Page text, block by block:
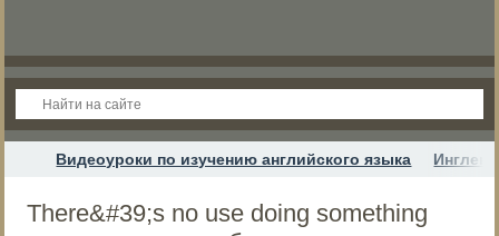
Видеоуроки по изучению английского языка Инглекс
There&#39;s no use doing something